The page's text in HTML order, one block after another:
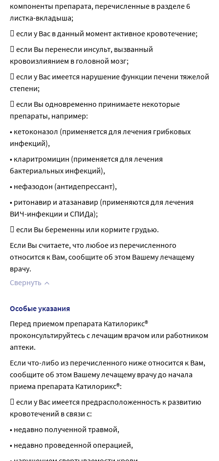
компоненты препарата, перечисленные в разделе 6
листка-вкладыша;
 если у Вас в данный момент активное кровотечение;
 если Вы перенесли инсульт, вызванный
кровоизлиянием в головной мозг;
 если у Вас имеется нарушение функции печени тяжелой
степени;
 если Вы одновременно принимаете некоторые
препараты, например:
• кетоконазол (применяется для лечения грибковых
инфекций),
• кларитромицин (применяется для лечения
бактериальных инфекций),
• нефазодон (антидепрессант),
• ритонавир и атазанавир (применяются для лечения
ВИЧ-инфекции и СПИДа);
 если Вы беременны или кормите грудью.
Если Вы считаете, что любое из перечисленного
относится к Вам, сообщите об этом Вашему лечащему
врачу.
Свернуть
Особые указания
Перед приемом препарата Катилорикс®
проконсультируйтесь с лечащим врачом или работником
аптеки.
Если что-либо из перечисленного ниже относится к Вам,
сообщите об этом Вашему лечащему врачу до начала
приема препарата Катилорикс®:
 если у Вас имеется предрасположенность к развитию
кровотечений в связи c:
• недавно полученной травмой,
• недавно проведенной операцией,